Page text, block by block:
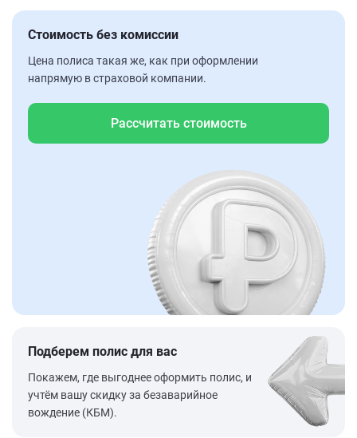
Стоимость без комиссии
Цена полиса такая же, как при оформлении
напрямую в страховой компании.
Рассчитать стоимость
Подберем полис для вас
Покажем, где выгоднее оформить полис, и
учтём вашу скидку за безаварийное
вождение (КБМ).